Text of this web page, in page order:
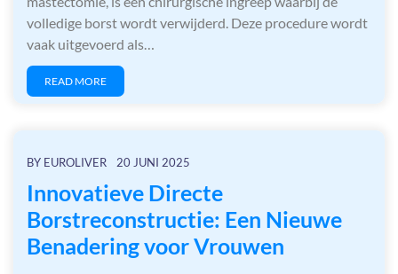
volledige borst wordt verwijderd. Deze procedure wordt
vaak uitgevoerd als…
READ MORE
BY EUROLIVER 20 JUNI 2025
Innovatieve Directe
Borstreconstructie: Een Nieuwe
Benadering voor Vrouwen